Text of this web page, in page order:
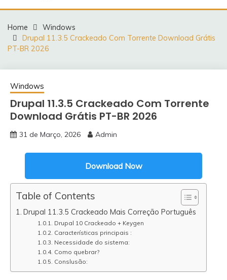
Home
Windows
Drupal 11.3.5 Crackeado Com Torrente Download Grátis
PT-BR 2026
Windows
Drupal 11.3.5 Crackeado Com Torrente
Download Grátis PT-BR 2026
31 de Março, 2026 Admin
Download Now
Table of Contents
Drupal 11.3.5 Crackeado Mais Correção Português
Drupal 10 Crackeado + Keygen
Características principais :
Necessidade do sistema:
Como quebrar?
Conslusão: